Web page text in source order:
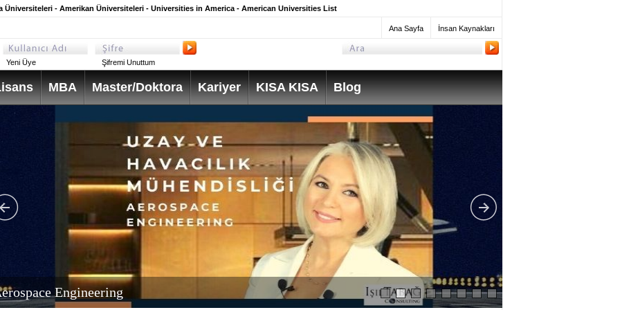
Üniversiteleri - Amerikan Üniversiteleri - Universities in America - American Universities List
Ana Sayfa İnsan Kaynakları
Yeni Üye Şifremi Unuttum
MBA Master/Doktora Kariyer KISA KISA Blog
Engineering